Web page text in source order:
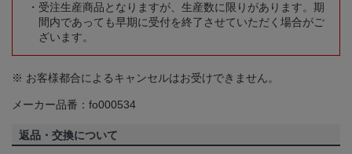
受注生産商品となりますが、生産数に限りがあります。期
間内であっても早期に受付を終了させていただく場合がご
ざいます。
※ お客様都合によるキャンセルはお受けできません。
メーカー品番：fo000534
返品・交換について